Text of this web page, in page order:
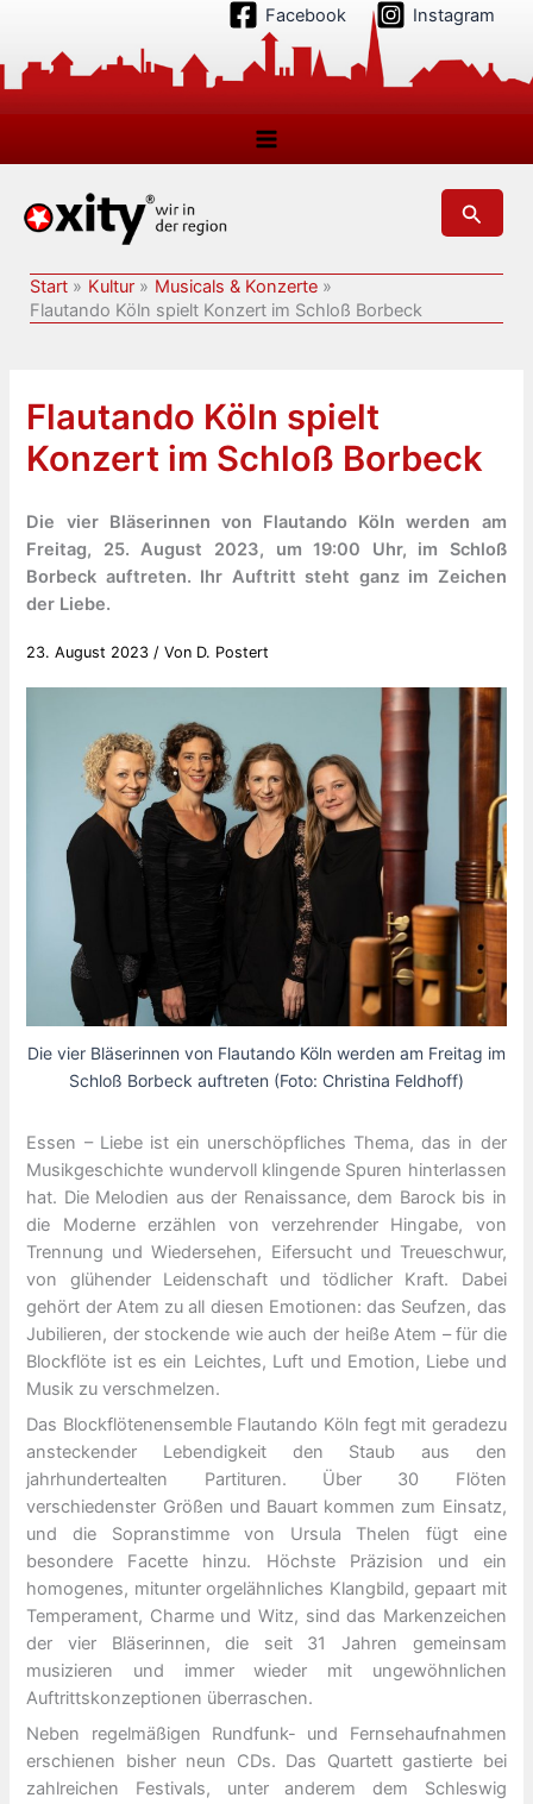
springen
Facebook Instagram
Suchen
Start Kultur
Musicals & Konzerte
Flautando Köln spielt Konzert im Schloß Borbeck
Flautando Köln spielt
Konzert im Schloß Borbeck
Die vier Bläserinnen von Flautando Köln werden am
Freitag, 25. August 2023, um 19:00 Uhr, im Schloß
Borbeck auftreten. Ihr Auftritt steht ganz im Zeichen
der Liebe.
23. August 2023 / Von D. Postert
Die vier Bläserinnen von Flautando Köln werden am Freitag im
Schloß Borbeck auftreten (Foto: Christina Feldhoff)
Essen – Liebe ist ein unerschöpfliches Thema, das in der
Musikgeschichte wundervoll klingende Spuren hinterlassen
hat. Die Melodien aus der Renaissance, dem Barock bis in
die Moderne erzählen von verzehrender Hingabe, von
Trennung und Wiedersehen, Eifersucht und Treueschwur,
von glühender Leidenschaft und tödlicher Kraft. Dabei
gehört der Atem zu all diesen Emotionen: das Seufzen, das
Jubilieren, der stockende wie auch der heiße Atem – für die
Blockflöte ist es ein Leichtes, Luft und Emotion, Liebe und
Musik zu verschmelzen.
Das Blockflötenensemble Flautando Köln fegt mit geradezu
ansteckender Lebendigkeit den Staub aus den
jahrhundertealten Partituren. Über 30 Flöten
verschiedenster Größen und Bauart kommen zum Einsatz,
und die Sopranstimme von Ursula Thelen fügt eine
besondere Facette hinzu. Höchste Präzision und ein
homogenes, mitunter orgelähnliches Klangbild, gepaart mit
Temperament, Charme und Witz, sind das Markenzeichen
der vier Bläserinnen, die seit 31 Jahren gemeinsam
musizieren und immer wieder mit ungewöhnlichen
Auftrittskonzeptionen überraschen.
Neben regelmäßigen Rundfunk- und Fernsehaufnahmen
erschienen bisher neun CDs. Das Quartett gastierte bei
zahlreichen Festivals, unter anderem dem Schleswig